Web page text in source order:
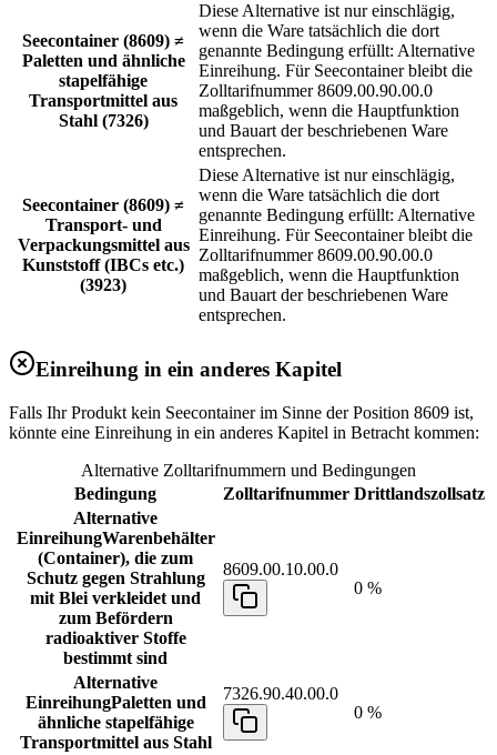
Seecontainer (8609) ≠
Paletten und ähnliche
stapelfähige
Transportmittel aus
Stahl (7326)
Diese Alternative ist nur einschlägig,
wenn die Ware tatsächlich die dort
genannte Bedingung erfüllt: Alternative
Einreihung. Für Seecontainer bleibt die
Zolltarifnummer 8609.00.90.00.0
maßgeblich, wenn die Hauptfunktion
und Bauart der beschriebenen Ware
entsprechen.
Seecontainer (8609) ≠
Transport- und
Verpackungsmittel aus
Kunststoff (IBCs etc.)
(3923)
Diese Alternative ist nur einschlägig,
wenn die Ware tatsächlich die dort
genannte Bedingung erfüllt: Alternative
Einreihung. Für Seecontainer bleibt die
Zolltarifnummer 8609.00.90.00.0
maßgeblich, wenn die Hauptfunktion
und Bauart der beschriebenen Ware
entsprechen.
Einreihung in ein anderes Kapitel
Falls Ihr Produkt kein Seecontainer im Sinne der Position 8609 ist,
könnte eine Einreihung in ein anderes Kapitel in Betracht kommen:
Alternative Zolltarifnummern und Bedingungen
Bedingung
Zolltarifnummer Drittlandszollsatz
Alternative
EinreihungWarenbehälter
(Container), die zum
Schutz gegen Strahlung
mit Blei verkleidet und
zum Befördern
radioaktiver Stoffe
bestimmt sind
8609.00.10.00.0
0 %
Alternative
EinreihungPaletten und
ähnliche stapelfähige
Transportmittel aus Stahl
7326.90.40.00.0
0 %